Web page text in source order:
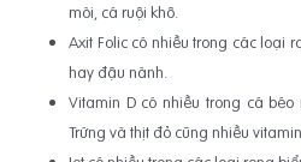
mòi, cá ruội khô.
Axit Folic có nhiều trong các loại
hay đậu nành.
Vitamin D có nhiều trong cá
Trứng và thịt đỏ cũng nhiều